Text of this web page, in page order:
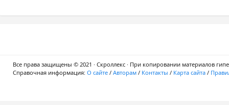
Все права защищены © 2021 · Скроллекс · При копировании материалов
Справочная информация: О сайте / Авторам / Контакты / Карта сайта /